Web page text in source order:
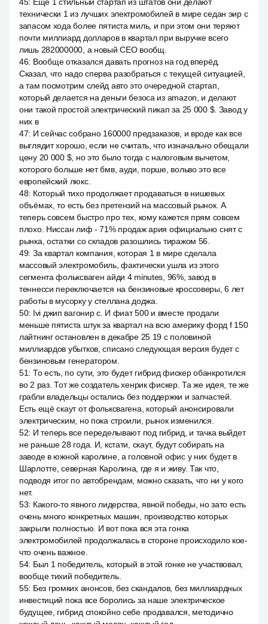
технически 1 из лучших электромобилей в мире седан эир с
запасом хода более пятиста миль, и при этом они теряют
почти миллиард долларов в квартал при выручке всего
лишь 282000000, а новый CEO вообщ.
46: Вообще отказался давать прогноз на год вперёд.
Сказал, что надо сперва разобраться с текущей ситуацией,
а там посмотрим слейд авто это очередной стартап,
который делается на деньги безоса из amazon, и делают
они такой простой электрический пикап за 25 000 $. Завод у
них в
47: И сейчас собрано 160000 предзаказов, и вроде как все
выглядит хорошо, если не считать, что изначально обещали
цену 20 000 $, но это было тогда с налоговым вычетом,
которого больше нет бмв, ауди, порше, вольво это все
европейский люкс.
48: Который тихо продолжает продаваться в нишевых
объёмах, то есть без претензий на массовый рынок. А
теперь совсем быстро про тех, кому кажется прям совсем
плохо. Ниссан лиф - 71% продаж ария официально снят с
рынка, остатки со складов разошлись тиражом 56.
49: За квартал компания, которая 1 в мире сделала
массовый электромобиль, фактически ушла из этого
сегмента фольксваген айди 4 minutes, 96%, завод в
теннесси переключается на бензиновые кроссоверы, 6 лет
работы в мусорку у стеллана доджа.
50: Ivi джип вагонир с. И фиат 500 и вместе продали
меньше пятиста штук за квартал на всю америку форд f 150
лайтнинг остановлен в декабре 25 19 с половиной
миллиардов убытков, списано следующая версия будет с
бензиновым генератором.
51: То есть, по сути, это будет гибрид фискер обанкротился
во 2 раз. Тот же создатель хенрик фискер. Та же идея, те же
грабли владельцы остались без поддержки и запчастей.
Есть ещё скаут от фольксвагена, который анонсировали
электрическим, но пока строили, рынок изменился.
52: И теперь все переделывают под гибрид, и тачка выйдет
не раньше 28 года. И, кстати, скаут, будут собирать на
заводе в южной каролине, а головной офис у них будет в
Шарлотте, северная Каролина, где я и живу. Так что,
подводя итог по автобрендам, можно сказать, что ни у кого
нет.
53: Какого-то явного лидерства, явной победы, но зато есть
очень много конкретных машин, производство которых
закрыли полностью. И вот пока вся эта гонка
электромобилей продолжалась в стороне происходило кое-
что очень важное.
54: Был 1 победитель, который в этой гонке не участвовал,
вообще тихий победитель.
55: Без громких анонсов, без скандалов, без миллиардных
инвестиций пока все боролись за наше электрическое
будущее, гибрид спокойно себе продавался, методично